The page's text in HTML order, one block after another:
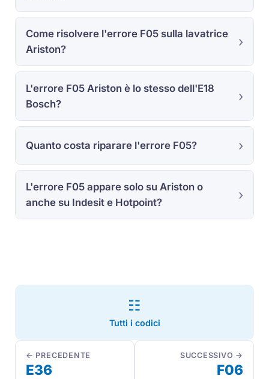
Come risolvere l'errore F05 sulla lavatrice
Ariston?
L'errore F05 Ariston è lo stesso dell'E18
Bosch?
Quanto costa riparare l'errore F05?
L'errore F05 appare solo su Ariston o
anche su Indesit e Hotpoint?
← PRECEDENTE
E36
☷
Tutti i codici
SUCCESSIVO →
F06